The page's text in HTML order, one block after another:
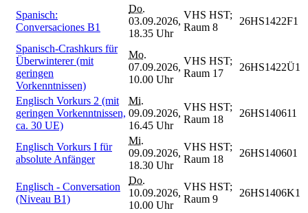
Spanisch:
Conversaciones B1
Do.
03.09.2026,
18.35 Uhr
VHS HST;
Raum 8
26HS1422F1
Spanisch-Crashkurs für
Überwinterer (mit
geringen
Vorkenntnissen)
Mo.
07.09.2026,
10.00 Uhr
VHS HST;
Raum 17
26HS1422Ü1
Englisch Vorkurs 2 (mit
geringen Vorkenntnissen,
ca. 30 UE)
Mi.
09.09.2026,
16.45 Uhr
VHS HST;
Raum 18
26HS140611
Englisch Vorkurs I für
absolute Anfänger
Mi.
09.09.2026,
18.30 Uhr
VHS HST;
Raum 18
26HS140601
Englisch - Conversation
(Niveau B1)
Do.
10.09.2026,
10.00 Uhr
VHS HST;
Raum 9
26HS1406K1